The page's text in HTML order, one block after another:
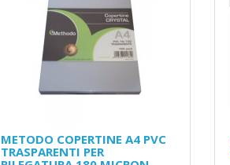
METODO COPERTINE A4 PVC
TRASPARENTI PER